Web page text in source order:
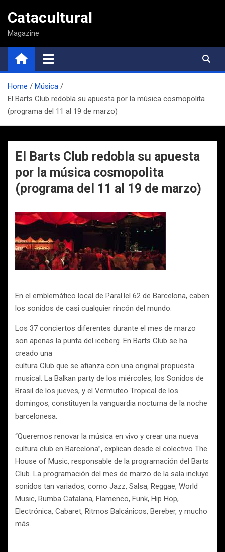
contenido
Catacultural
Magazine
Home
Música
El Barts Club redobla su apuesta por la música cosmopolita
(programa del 11 al 19 de marzo)
El Barts Club redobla su apuesta
por la música cosmopolita
(programa del 11 al 19 de marzo)
En el emblemático local de Paral.lel 62 de Barcelona, caben
los sonidos de casi cualquier rincón del mundo.
Los 37 conciertos diferentes durante el mes de marzo
son apenas la punta del iceberg. En Barts Club se ha
creado una
cultura Club que se afianza con una original propuesta
musical. La Balkan party de los miércoles, los Sonidos de
Brasil de los jueves, y el Vermuteo Tropical de los
domingos, constituyen la vanguardia nocturna de la noche
barcelonesa.
“Queremos renovar la música en vivo y crear una nueva
cultura club en Barcelona”, explican desde el colectivo The
House of Music, responsable de la programación del Barts
Club. La programación del mes de marzo de la sala incluye
sonidos tan variados, como Jazz, Salsa, Reggae, World
Music, Rumba Catalana, Flamenco, Funk, Hip Hop,
Electrónica, Cabaret, Ritmos Balcánicos, Bereber, y mucho
más.